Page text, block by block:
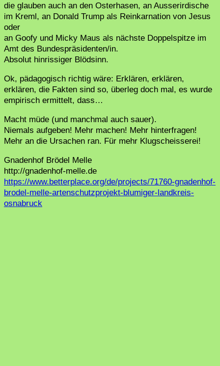
die glauben auch an den Osterhasen, an Ausserirdische
im Kreml, an Donald Trump als Reinkarnation von Jesus
oder
an Goofy und Micky Maus als nächste Doppelspitze im
Amt des Bundespräsidenten/in.
Absolut hinrissiger Blödsinn.
Ok, pädagogisch richtig wäre: Erklären, erklären,
erklären, die Fakten sind so, überleg doch mal, es wurde
empirisch ermittelt, dass…
Macht müde (und manchmal auch sauer).
Niemals aufgeben! Mehr machen! Mehr hinterfragen!
Mehr an die Ursachen ran. Für mehr Klugscheisserei!
Gnadenhof Brödel Melle
http://gnadenhof-melle.de
https://www.betterplace.org/de/projects/71760-gnadenhof-
brodel-melle-artenschutzprojekt-blumiger-landkreis-
osnabruck